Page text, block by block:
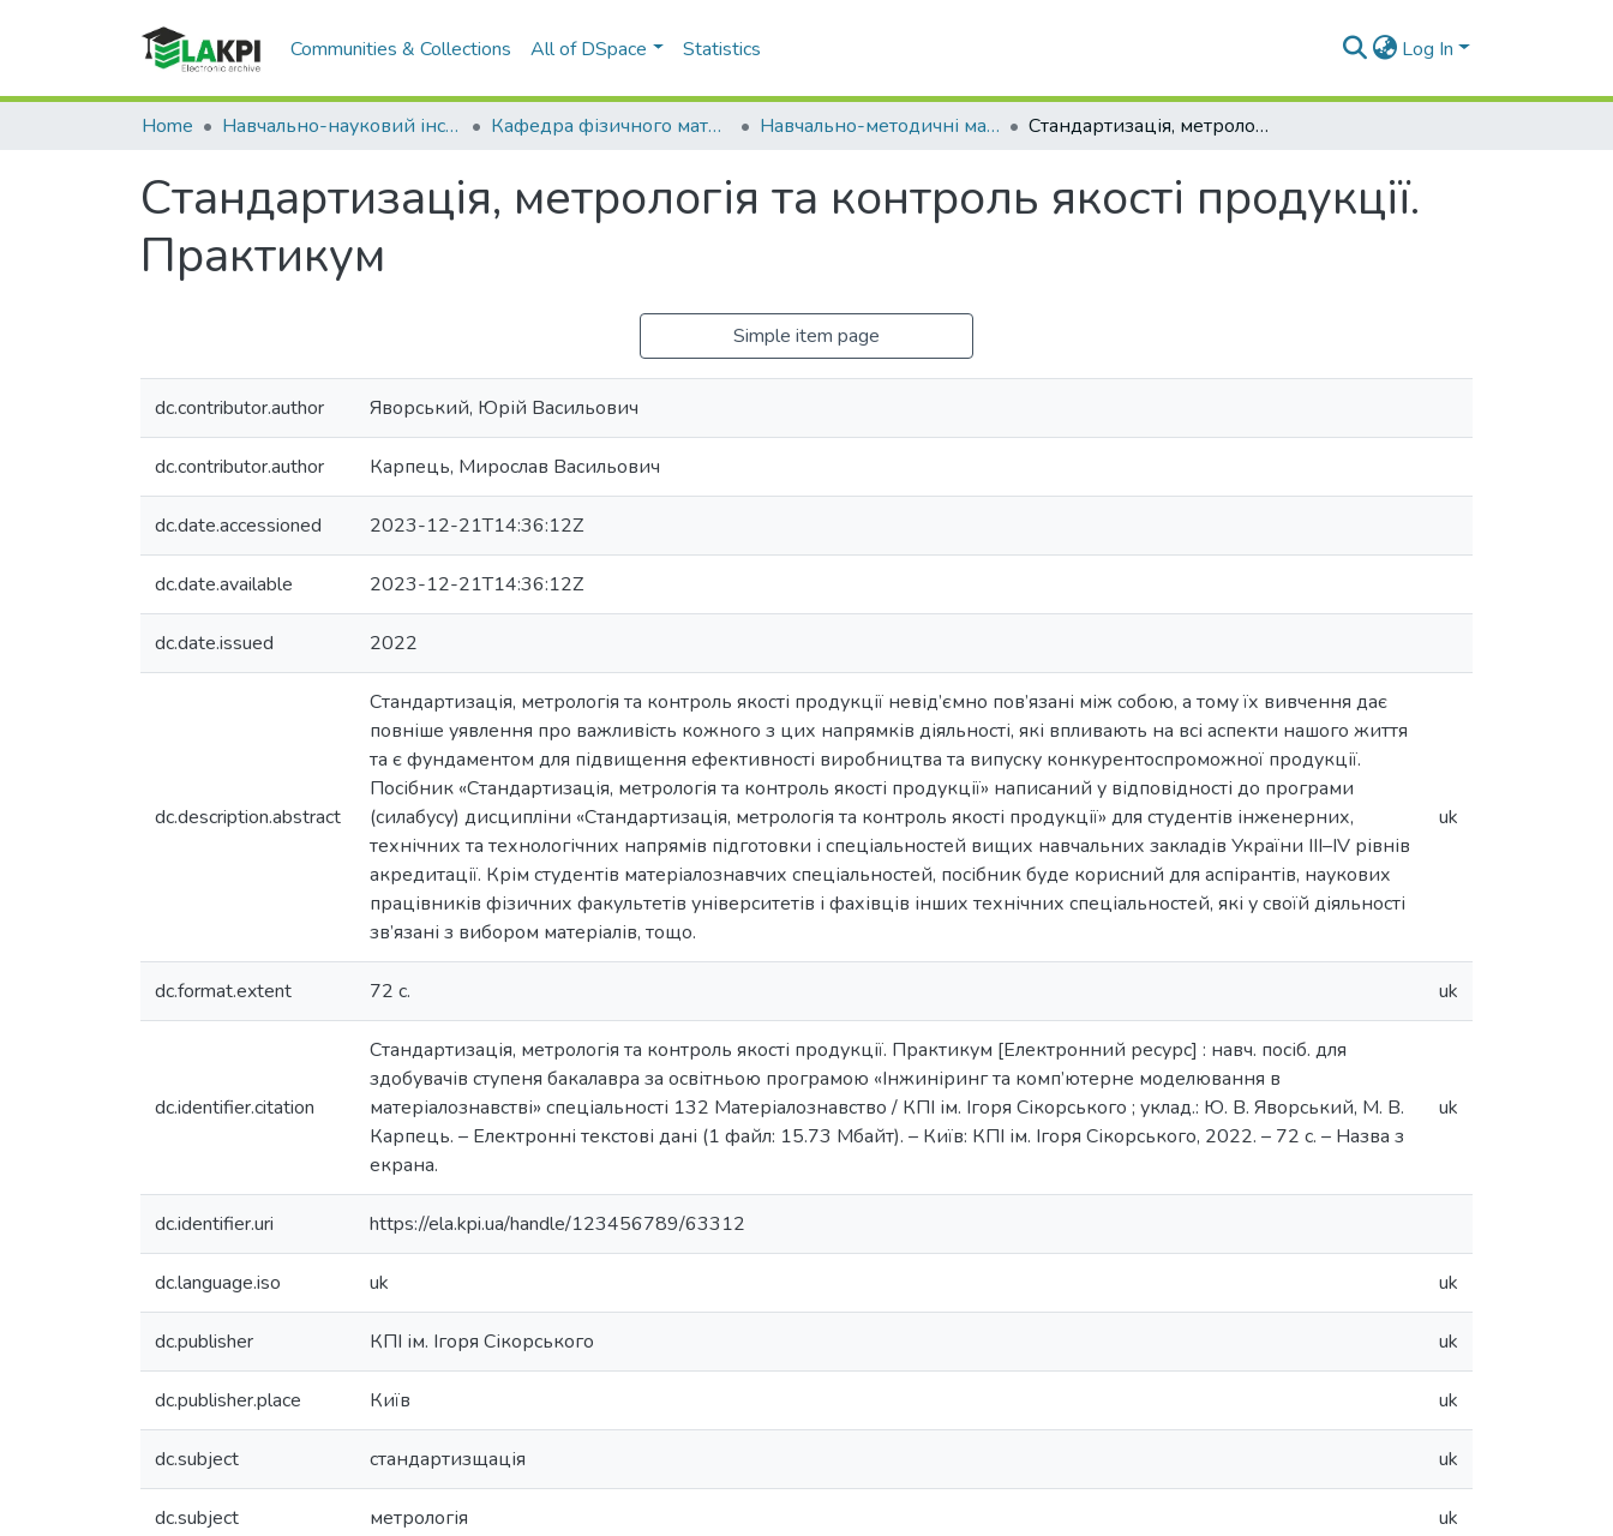
Communities & Collections All of DSpace Statistics Log In
Home Навчально-науковий інститут матеріалознавства та зварювання ім. Є.О. Патона (НН ІМЗ ім. Є.О. Патона) Кафедра фізичного матеріалознавства та термічної обробки (ФМТО) Навчально-методичні матеріали (ФМТО) Стандартизація, метрологія та контроль якості продукції. Практикум
Стандартизація, метрологія та контроль якості продукції.
Практикум
Simple item page
dc.contributor.author Яворський, Юрій Васильович
dc.contributor.author Карпець, Мирослав Васильович
dc.date.accessioned 2023-12-21T14:36:12Z
dc.date.available 2023-12-21T14:36:12Z
dc.date.issued 2022
dc.description.abstract
Стандартизація, метрологія та контроль якості продукції невід’ємно пов’язані між собою, а тому їх вивчення дає
повніше уявлення про важливість кожного з цих напрямків діяльності, які впливають на всі аспекти нашого життя
та є фундаментом для підвищення ефективності виробництва та випуску конкурентоспроможної продукції.
Посібник «Стандартизація, метрологія та контроль якості продукції» написаний у відповідності до програми
(силабусу) дисципліни «Стандартизація, метрологія та контроль якості продукції» для студентів інженерних,
технічних та технологічних напрямів підготовки і спеціальностей вищих навчальних закладів України IIІ–IV рівнів
акредитації. Крім студентів матеріалознавчих спеціальностей, посібник буде корисний для аспірантів, наукових
працівників фізичних факультетів університетів і фахівців інших технічних спеціальностей, які у своїй діяльності
зв’язані з вибором матеріалів, тощо.
uk
dc.format.extent 72 с. uk
dc.identifier.citation
Стандартизація, метрологія та контроль якості продукції. Практикум [Електронний ресурс] : навч. посіб. для
здобувачів ступеня бакалавра за освітньою програмою «Інжиніринг та комп’ютерне моделювання в
матеріалознавстві» спеціальності 132 Матеріалознавство / КПІ ім. Ігоря Сікорського ; уклад.: Ю. В. Яворський, М. В.
Карпець. – Електронні текстові дані (1 файл: 15.73 Мбайт). – Київ: КПІ ім. Ігоря Сікорського, 2022. – 72 с. – Назва з
екрана.
uk
dc.identifier.uri https://ela.kpi.ua/handle/123456789/63312
dc.language.iso uk uk
dc.publisher КПІ ім. Ігоря Сікорського uk
dc.publisher.place Київ uk
dc.subject стандартизщація uk
dc.subject метрологія uk